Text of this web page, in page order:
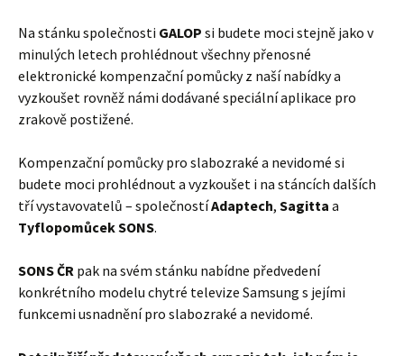
Na stánku společnosti GALOP si budete moci stejně jako v
minulých letech prohlédnout všechny přenosné
elektronické kompenzační pomůcky z naší nabídky a
vyzkoušet rovněž námi dodávané speciální aplikace pro
zrakově postižené.
Kompenzační pomůcky pro slabozraké a nevidomé si
budete moci prohlédnout a vyzkoušet i na stáncích dalších
tří vystavovatelů – společnostíAdaptech, Sagitta a
Tyflopomůcek SONS.
SONS ČR pak na svém stánku nabídne předvedení
konkrétního modelu chytré televize Samsung s jejími
funkcemi usnadnění pro slabozraké a nevidomé.